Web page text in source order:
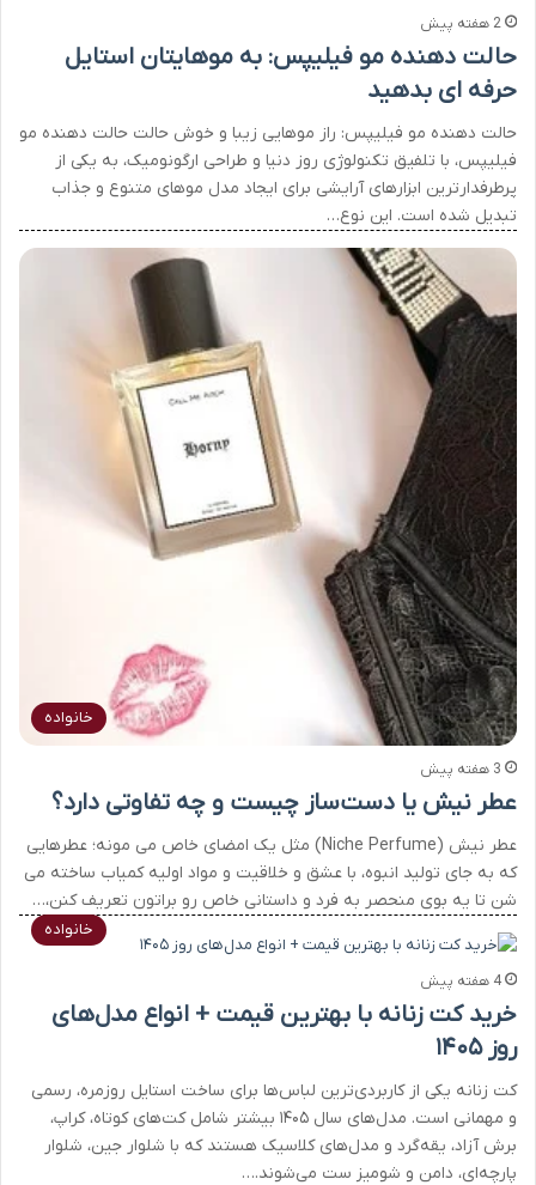
2 هفته پیش
حالت دهنده مو فیلیپس: به موهایتان استایل
حرفه ای بدهید
حالت دهنده مو فیلیپس: راز موهایی زیبا و خوش حالت حالت دهنده مو
فیلیپس، با تلفیق تکنولوژی روز دنیا و طراحی ارگونومیک، به یکی از
پرطرفدارترین ابزارهای آرایشی برای ایجاد مدل موهای متنوع و جذاب
تبدیل شده‌ است. این نوع…
خانواده
3 هفته پیش
عطر نیش یا دست‌ساز چیست و چه تفاوتی دارد؟
عطر نیش (Niche Perfume) مثل یک امضای خاص می مونه؛ عطرهایی
که به جای تولید انبوه، با عشق و خلاقیت و مواد اولیه کمیاب ساخته می
شن تا یه بوی منحصر به فرد و داستانی خاص رو براتون تعریف کنن،…
خانواده
4 هفته پیش
خرید کت زنانه با بهترین قیمت + انواع مدل‌های
روز ۱۴۰۵
کت زنانه یکی از کاربردی‌ترین لباس‌ها برای ساخت استایل روزمره، رسمی
و مهمانی است. مدل‌های سال ۱۴۰۵ بیشتر شامل کت‌های کوتاه، کراپ،
برش آزاد، یقه‌گرد و مدل‌های کلاسیک هستند که با شلوار جین، شلوار
پارچه‌ای، دامن و شومیز ست می‌شوند.…